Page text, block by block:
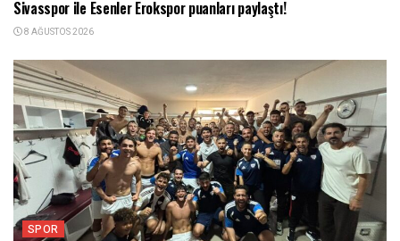
Sivasspor ile Esenler Erokspor puanları paylaştı!
8 AĞUSTOS 2026
SPOR